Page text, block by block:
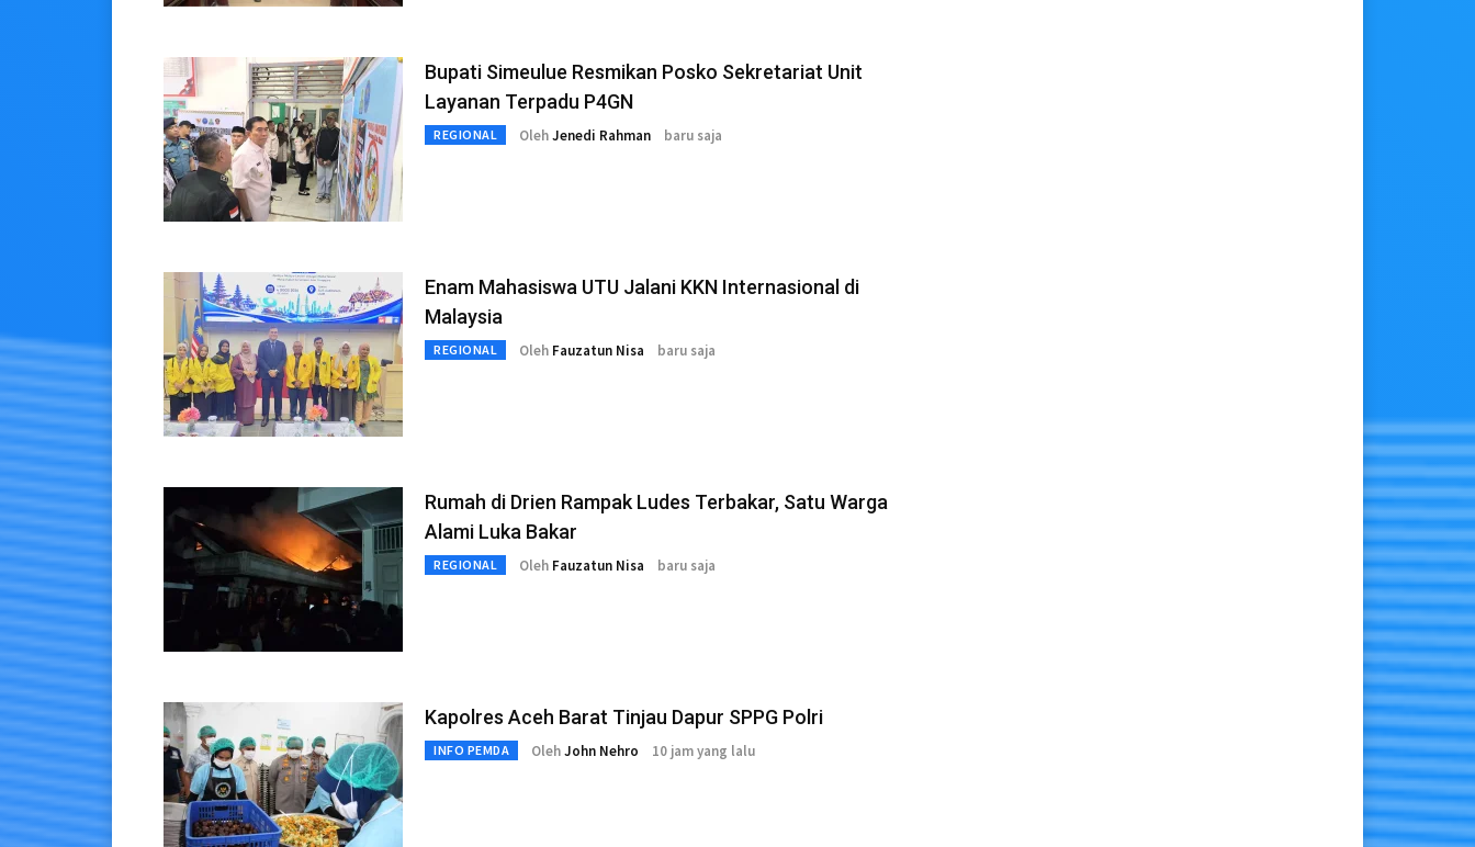
Bupati Simeulue Resmikan Posko Sekretariat Unit
Layanan Terpadu P4GN
REGIONAL OlehJenedi Rahman baru saja
Enam Mahasiswa UTU Jalani KKN Internasional di
Malaysia
REGIONAL Oleh Fauzatun Nisa baru saja
Rumah di Drien Rampak Ludes Terbakar, Satu Warga
Alami Luka Bakar
REGIONAL Oleh Fauzatun Nisa baru saja
Kapolres Aceh Barat Tinjau Dapur SPPG Polri
INFO PEMDA OlehJohn Nehro 10 jam yang lalu